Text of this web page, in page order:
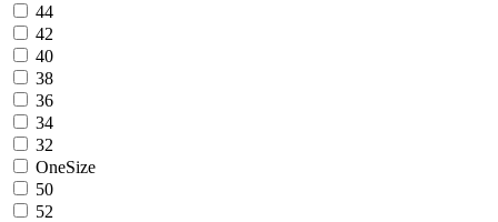
44
42
40
38
36
34
32
OneSize
50
52